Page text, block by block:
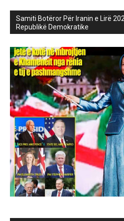
Samiti Botëror Për Iranin e Lirë
Republikë Demokratike